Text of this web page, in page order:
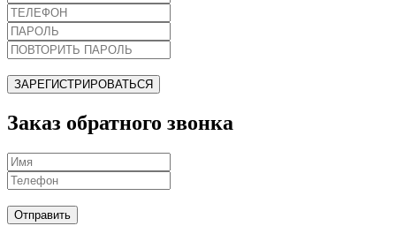
ЗАРЕГИСТРИРОВАТЬСЯ
Заказ обратного звонка
Отправить